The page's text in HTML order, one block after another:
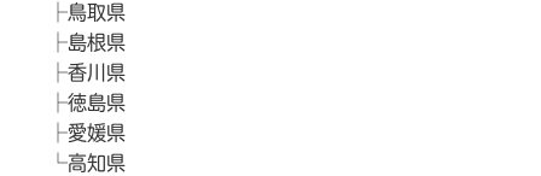
鳥取県
島根県
香川県
徳島県
愛媛県
高知県